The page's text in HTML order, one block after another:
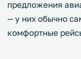
предложения
— у них обычно
комфортные